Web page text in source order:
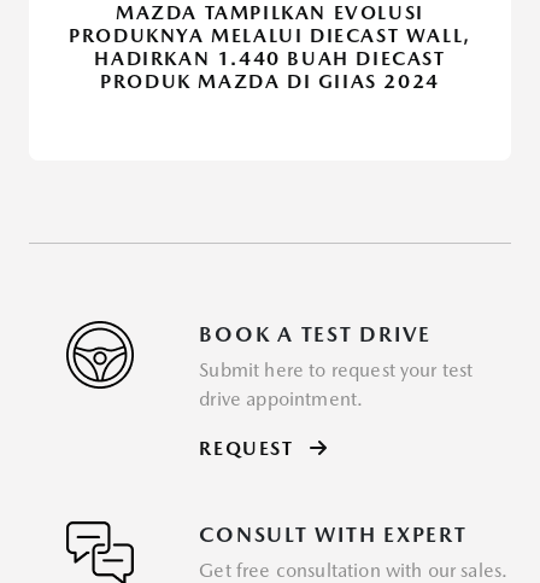
MAZDA TAMPILKAN EVOLUSI
PRODUKNYA MELALUI DIECAST WALL,
HADIRKAN 1.440 BUAH DIECAST
PRODUK MAZDA DI GIIAS 2024
BOOK A TEST DRIVE
Submit here to request your test
drive appointment.
REQUEST
CONSULT WITH EXPERT
Get free consultation with our sales.